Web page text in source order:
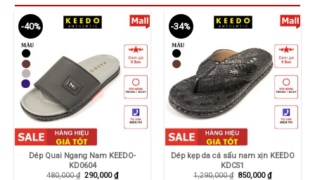
-40%
Dép Quai Ngang Nam KEEDO-
KD0604
480,000₫ Giá
290,000₫Giá
-34%
Dép kẹp da cá sấu nam xịn KEEDO
KDCS1
1,290,000₫ Giá
850,000₫Giá